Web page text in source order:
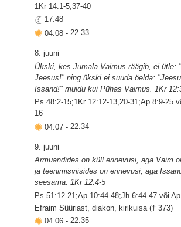
1Kr 14:1-5,37-40
17.48
04.08-22.33
8. juuni
Ükski, kes Jumala Vaimus räägib, ei ütle:
Jeesus!" ning ükski ei suuda öelda:
Issand!" muidu kui Pühas Vaimus. 1Kr
Ps 48:2-15;1Kr 12:12-13,20-31;Ap 8:9-25
16
04.07-22.34
9. juuni
Armuandides on küll erinevusi, aga Vaim
ja teenimisviisides on erinevusi, aga
seesama. 1Kr 12:4-5
Ps 51:12-21;Ap 10:44-48;Jh 6:44-47 või
Efraim Süüriast, diakon, kirikuisa († 373)
04.06-22.35